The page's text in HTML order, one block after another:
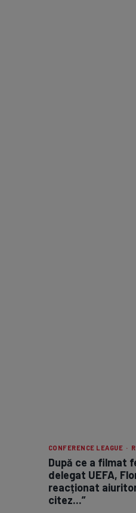
CONFERENCE LEAGUE ·
După ce a filmat
delegat UEFA,
reacționat
citez...”